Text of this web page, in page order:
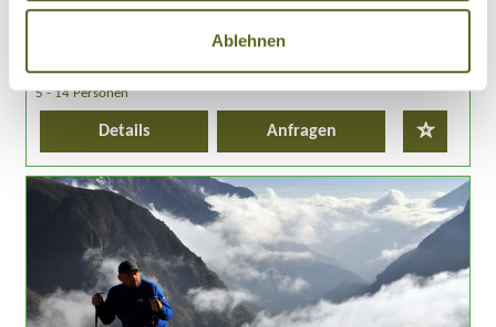
Ablehnen
Karawanenstädte und Wüstenoasen entlang der antiken Seidenstraße
ab 2.625 Euro zzgl. Flug
5 - 14 Personen
Details Anfragen